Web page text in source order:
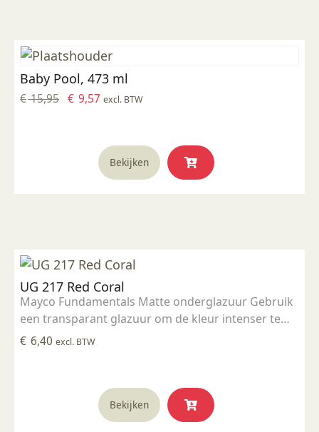
Baby Pool, 473 ml
€15,95 Oorspronkelijke
€ 15,95.
€ 9,57 Huidige
€ 9,57.
excl. BTW
Bekijken
UG 217 Red Coral
Mayco Fundamentals Matte onderglazuur Gebruik
een transparant glazuur om de kleur intenser te
maken Geschikt voor gebruiksgoed mits er een
€ 6,40 excl. BTW
Bekijken